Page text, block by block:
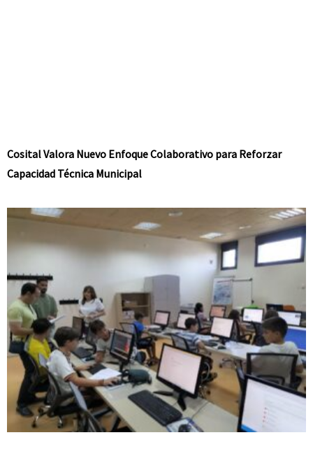
Cosital Valora Nuevo Enfoque Colaborativo para Reforzar
Capacidad Técnica Municipal